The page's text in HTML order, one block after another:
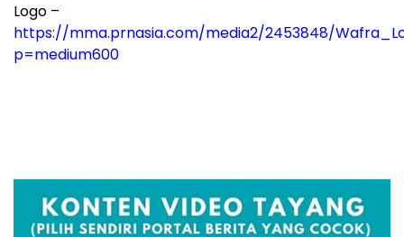
Logo –
https://mma.prnasia.com/media2/2453848/
p=medium600